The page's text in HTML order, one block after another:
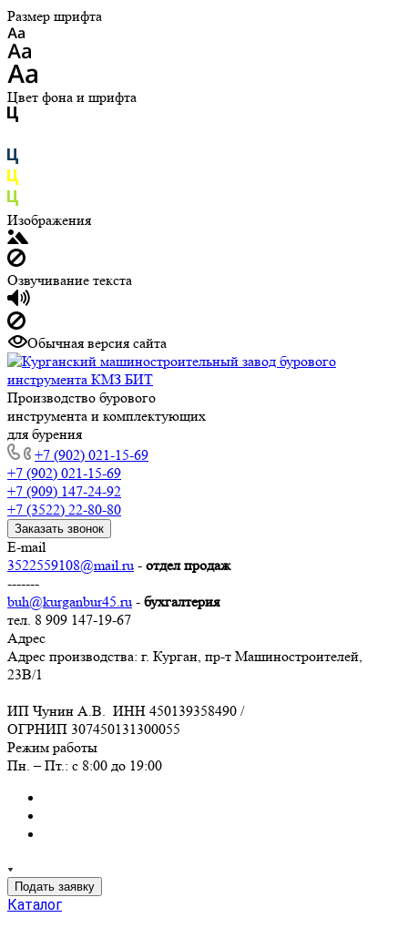
Размер шрифта
Цвет фона и шрифта
Изображения
Озвучивание текста
Обычная версия сайта
Производство бурового
инструмента и комплектующих
для бурения
+7 (902) 021-15-69
+7 (902) 021-15-69
+7 (909) 147-24-92
+7 (3522) 22-80-80
Заказать звонок
E-mail
3522559108@mail.ru - отдел продаж
-------
buh@kurganbur45.ru - бухгалтерия
тел. 8 909 147-19-67
Адрес
Адрес производства: г. Курган, пр-т Машиностроителей,
23В/1
ИП Чунин А.В. ИНН 450139358490 /
ОГРНИП 307450131300055
Режим работы
Пн. – Пт.: с 8:00 до 19:00
Подать заявку
Каталог